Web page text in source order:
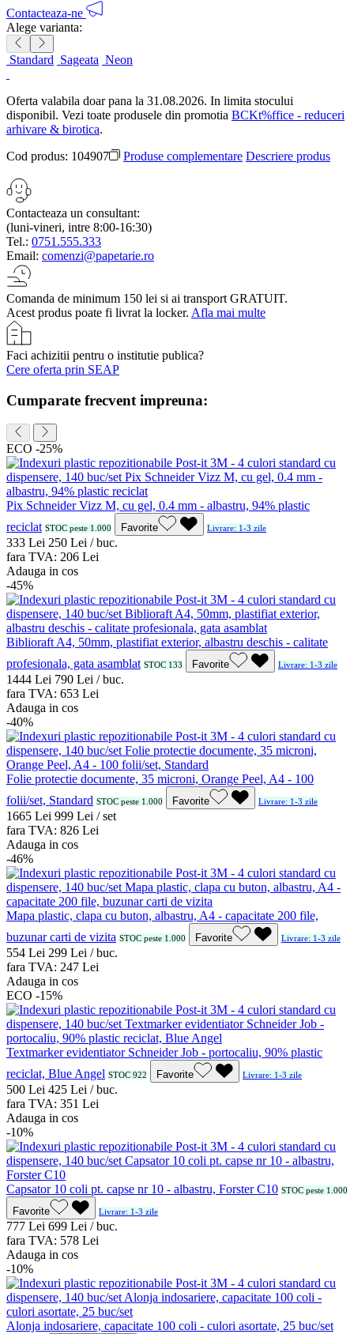
Contacteaza-ne
Alege varianta:
Standard Sageata Neon
Oferta valabila doar pana la 31.08.2026. In limita stocului
disponibil. Vezi toate produsele din promotia BCKt%ffice - reduceri
arhivare & birotica.
Cod produs: 104907 Produse complementare Descriere produs
Contacteaza un consultant:
(luni-vineri, intre 8:00-16:30)
Tel.: 0751.555.333
Email: comenzi@papetarie.ro
Comanda de minimum 150 lei si ai transport GRATUIT.
Acest produs poate fi livrat la locker. Afla mai multe
Faci achizitii pentru o institutie publica?
Cere oferta prin SEAP
Cumparate frecvent impreuna:
ECO -25%
Pix Schneider Vizz M, cu gel, 0.4 mm - albastru, 94% plastic
reciclat STOC peste 1.000 Favorite Livrare: 1-3 zile
333 Lei 250 Lei / buc.
fara TVA: 206 Lei
Adauga in cos
-45%
Biblioraft A4, 50mm, plastifiat exterior, albastru deschis - calitate
profesionala, gata asamblat STOC 133 Favorite Livrare: 1-3 zile
1444 Lei 790 Lei / buc.
fara TVA: 653 Lei
Adauga in cos
-40%
Folie protectie documente, 35 microni, Orange Peel, A4 - 100
folii/set, Standard STOC peste 1.000 Favorite Livrare: 1-3 zile
1665 Lei 999 Lei / set
fara TVA: 826 Lei
Adauga in cos
-46%
Mapa plastic, clapa cu buton, albastru, A4 - capacitate 200 file,
buzunar carti de vizita STOC peste 1.000 Favorite Livrare: 1-3 zile
554 Lei 299 Lei / buc.
fara TVA: 247 Lei
Adauga in cos
ECO -15%
Textmarker evidentiator Schneider Job - portocaliu, 90% plastic
reciclat, Blue Angel STOC 922 Favorite Livrare: 1-3 zile
500 Lei 425 Lei / buc.
fara TVA: 351 Lei
Adauga in cos
-10%
Capsator 10 coli pt. capse nr 10 - albastru, Forster C10 STOC peste 1.000
Favorite Livrare: 1-3 zile
777 Lei 699 Lei / buc.
fara TVA: 578 Lei
Adauga in cos
-10%
Alonja indosariere, capacitate 100 coli - culori asortate, 25 buc/set